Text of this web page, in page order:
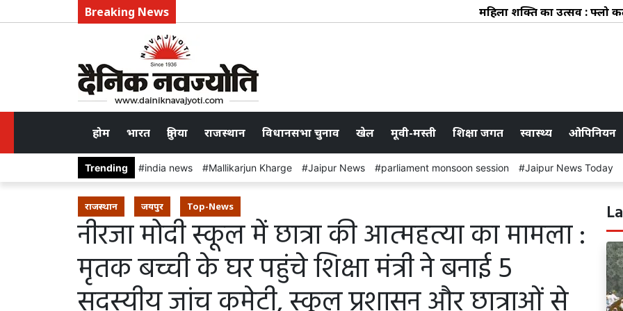
Breaking News महिला शक्ति का उत्सव : फ्लो
होम भारत दुनिया राजस्थान विधानसभा चुनाव खेल मूवी-मस्ती शिक्षा जगत स्वास्थ्य ओपिनियन
Trending india news Mallikarjun Kharge Jaipur News parliament monsoon session Jaipur News Today
राजस्थान जयपुर Top-News
नीरजा मोदी स्कूल में छात्रा की आत्महत्या का मामला :
मृतक बच्ची के घर पहुंचे शिक्षा मंत्री ने बनाई 5